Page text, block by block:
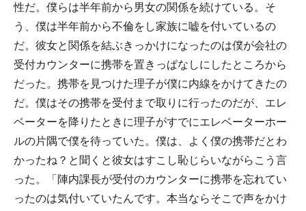
性だ。僕らは半年前から男女の関係を続けている。そ
う、僕は半年前から不倫をし家族に嘘を付いているの
だ。彼女と関係を結ぶきっかけになったのは僕が会社の
受付カウンターに携帯を置きっぱなしにしたところから
だった。携帯を見つけた理子が僕に内線をかけてきたの
だ。僕はその携帯を受付まで取りに行ったのだが、エレ
ベーターを降りたときに理子がすでにエレベーターホー
ルの片隅で僕を待っていた。僕は、よく僕の携帯だとわ
かったね？と聞くと彼女はすこし恥じらいながらこう言
った。「陣内課長が受付のカウンターに携帯を忘れてい
ったのは気付いていたんです。本当ならそこで声をかけ